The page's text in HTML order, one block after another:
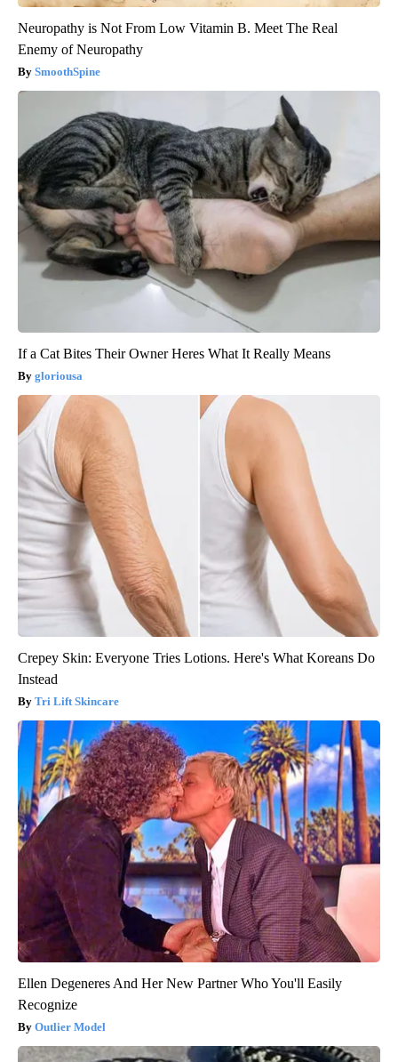
Neuropathy is Not From Low Vitamin B. Meet The Real
Enemy of Neuropathy
SmoothSpine
If a Cat Bites Their Owner Heres What It Really Means
gloriousa
Crepey Skin: Everyone Tries Lotions. Here's What Koreans Do
Instead
Tri Lift Skincare
Ellen Degeneres And Her New Partner Who You'll Easily
Recognize
Outlier Model